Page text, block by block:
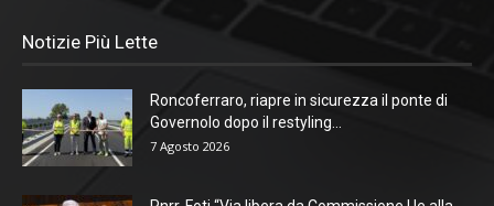
Notizie Più Lette
Roncoferraro, riapre in sicurezza il ponte di
Governolo dopo il restyling...
7 Agosto 2026